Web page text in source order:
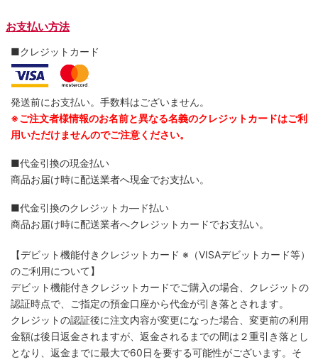
お支払い方法
■クレジットカード
発送前にお支払い。手数料はございません。
※ご注文者様情報のお名前と異なる名義のクレジットカードはご利
用いただけませんのでご注意ください。
■代金引換の現金払い
商品お届け時に配送業者へ現金でお支払い。
■代金引換のクレジットカ―ド払い
商品お届け時に配送業者へクレジットカードでお支払い。
【デビット機能付きクレジットカード ※（VISAデビットカード等）
のご利用について】
デビット機能付きクレジットカードでご購入の場合、クレジットの
認証時点で、ご指定の預金口座から代金が引き落とされます。
クレジットの認証後に注文内容が変更になった場合、変更前の利用
金額は後日返金されますが、返金されるまでの間は２重引き落とし
となり、返金までに最大で60日を要する可能性がございます。そ